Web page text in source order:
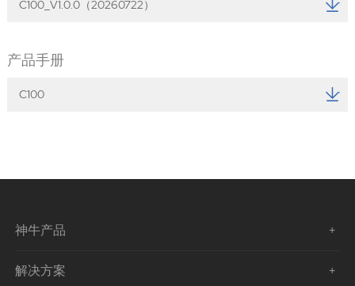
C100_V1.0.0（20260722）
产品手册
C100
神牛产品
解决方案